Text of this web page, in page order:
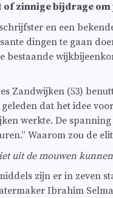
zinnige bijdrage
en een
dingen te gaan
bestaande
Zandwijken (53)
dat het idee
werkte. De
Waarom zou de
uit de mouwen
zijn er in zeven
Ibrahim